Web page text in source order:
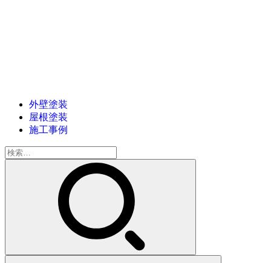
外壁塗装
屋根塗装
施工事例
検
索: